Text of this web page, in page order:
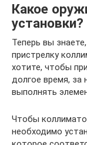
Какое
установки?
Теперь вы
пристрелку
хотите, чтобы
долгое время, за
выполнять
Чтобы
необходимо